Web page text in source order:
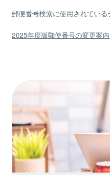
郵便番号検索に使用されている
2025年度版郵便番号の変更案内